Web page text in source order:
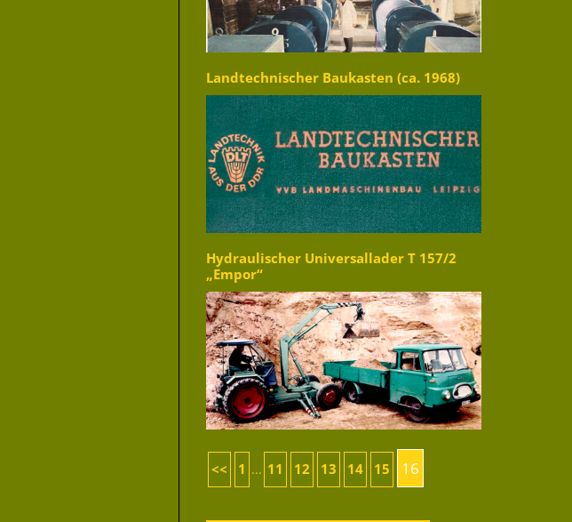
Landtechnischer Baukasten (ca. 1968)
Hydraulischer Universallader T 157/2
„Empor“
<< 1 ... 11 12 13 14 15 16